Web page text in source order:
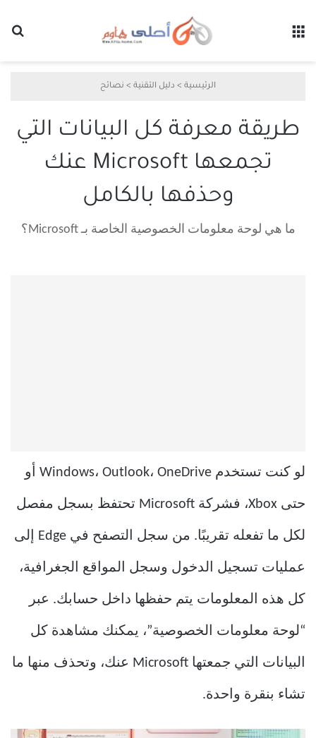
الرئيسية > دليل التقنية > نصائح
طريقة معرفة كل البيانات التي
تجمعها Microsoft عنك
وحذفها بالكامل
ما هي لوحة معلومات الخصوصية الخاصة بـ Microsoft؟
لو كنت تستخدم Windows، Outlook، OneDrive أو
حتى Xbox، فشركة Microsoft تحتفظ بسجل مفصل
لكل ما تفعله تقريبًا. من سجل التصفح في Edge إلى
عمليات تسجيل الدخول وسجل المواقع الجغرافية،
كل هذه المعلومات يتم حفظها داخل حسابك. عبر
“لوحة معلومات الخصوصية”، يمكنك مشاهدة كل
البيانات التي جمعتها Microsoft عنك، وتحذف منها ما
تشاء بنقرة واحدة.